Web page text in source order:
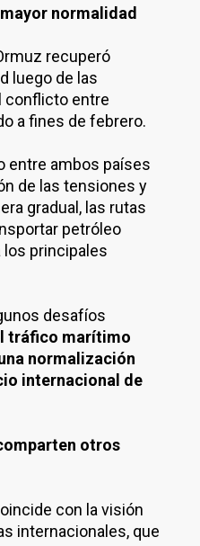
normalidad
recuperó
luego de las
conflicto entre
a fines de febrero.
entre ambos países
de las tensiones y
gradual, las rutas
petróleo
los principales
desafíos
tráfico marítimo
normalización
internacional de
otros
con la visión
internacionales, que